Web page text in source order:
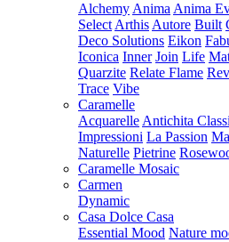
Alchemy Anima Anima
Select Arthis Autore Built
Deco Solutions Eikon
Iconica Inner Join Life
Quarzite Relate Flame
Trace Vibe
Caramelle
Acquarelle Antichita
Impressioni La Passion
Naturelle Pietrine
Caramelle Mosaic
Carmen
Dynamic
Casa Dolce Casa
Essential Mood Nature